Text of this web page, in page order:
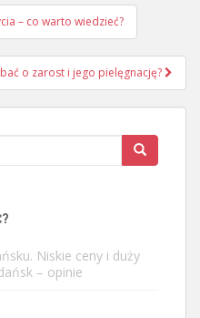
– co warto wiedzieć?
o zarost i jego pielęgnację?
Niskie ceny i duży
– opinie